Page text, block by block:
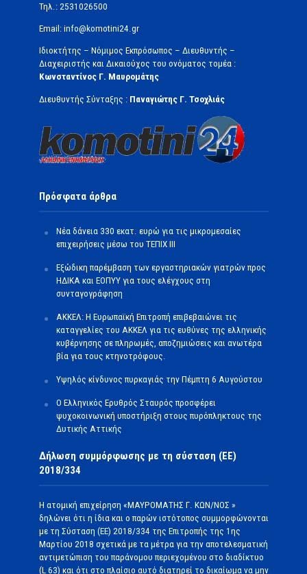
Τηλ.: 2531026500
Email: info@komotini24.gr
Ιδιοκτήτης – Νόμιμος Εκπρόσωπος – Διευθυντής –
Διαχειριστής και Δικαιούχος του ονόματος τομέα :
Κωνσταντίνος Γ. Μαυρομάτης
Διευθυντής Σύνταξης : Παναγιώτης Γ. Τσοχλιάς
Πρόσφατα άρθρα
Νέα δάνεια 330 εκατ. ευρώ για τις μικρομεσαίες
επιχειρήσεις μέσω του ΤΕΠΙΧ ΙΙΙ
Εξώδικη παρέμβαση των εργαστηριακών γιατρών προς
ΗΔΙΚΑ και ΕΟΠΥΥ για τους ελέγχους στη
συνταγογράφηση
ΑΚΚΕΛ: Η Ευρωπαϊκή Επιτροπή επιβεβαιώνει τις
καταγγελίες του ΑΚΚΕΛ για τις ευθύνες της ελληνικής
κυβέρνησης σε πληρωμές, αποζημιώσεις και ανωτέρα
βία για τους κτηνοτρόφους.
Υψηλός κίνδυνος πυρκαγιάς την Πέμπτη 6 Αυγούστου
Ο Ελληνικός Ερυθρός Σταυρός προσφέρει
ψυχοκοινωνική υποστήριξη στους πυρόπληκτους της
Δυτικής Αττικής
Δήλωση συμμόρφωσης με τη σύσταση (ΕΕ)
2018/334
Η ατομική επιχείρηση «ΜΑΥΡΟΜΑΤΗΣ Γ. ΚΩΝ/ΝΟΣ »
δηλώνει ότι η ίδια και ο παρών ιστότοπος συμμορφώνονται
με τη Σύσταση (ΕΕ) 2018/334 της Επιτροπής της 1ης
Μαρτίου 2018 σχετικά με τα μέτρα για την αποτελεσματική
αντιμετώπιση του παράνομου περιεχομένου στο διαδίκτυο
(L 63) και ότι στο πλαίσιο αυτό διατηρεί το δικαίωμα να μην